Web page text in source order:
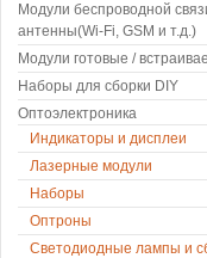
Модули беспроводной
антенны(Wi-Fi, GSM и т.д.)
Модули готовые /
Наборы для сборки DIY
Оптоэлектроника
Индикаторы и дисплеи
Лазерные модули
Наборы
Оптроны
Светодиодные лампы и